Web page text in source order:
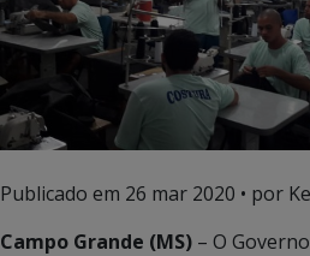
Publicado em 26 mar 2020 • por
Campo Grande (MS) – O